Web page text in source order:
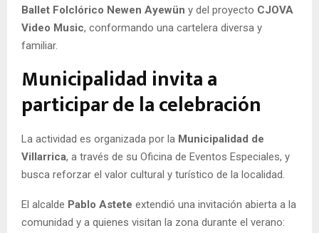
Ballet Folclórico Newen Ayewün y del proyecto CJOVA
Video Music, conformando una cartelera diversa y
familiar.
Municipalidad invita a
participar de la celebración
La actividad es organizada por la Municipalidad de
Villarrica, a través de su Oficina de Eventos Especiales, y
busca reforzar el valor cultural y turístico de la localidad.
El alcalde Pablo Astete extendió una invitación abierta a la
comunidad y a quienes visitan la zona durante el verano: